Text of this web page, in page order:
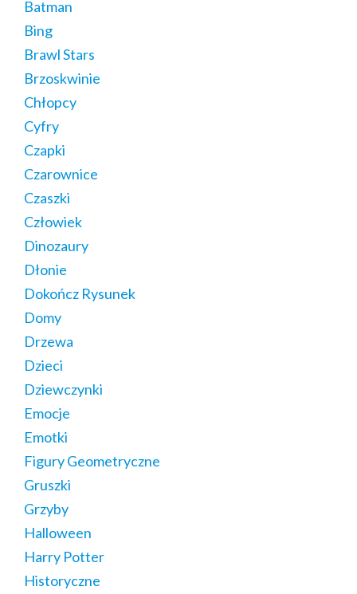
Batman
Bing
Brawl Stars
Brzoskwinie
Chłopcy
Cyfry
Czapki
Czarownice
Czaszki
Człowiek
Dinozaury
Dłonie
Dokończ Rysunek
Domy
Drzewa
Dzieci
Dziewczynki
Emocje
Emotki
Figury Geometryczne
Gruszki
Grzyby
Halloween
Harry Potter
Historyczne